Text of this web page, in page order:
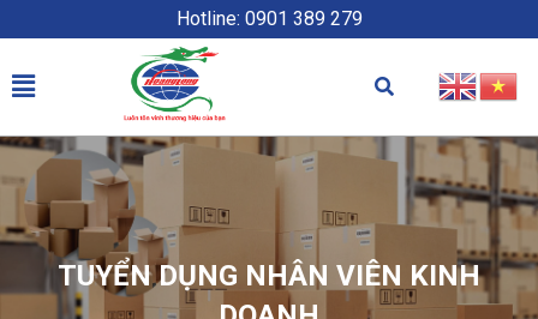
Hotline: 0901 389 279
TUYỂN DỤNG NHÂN VIÊN KINH